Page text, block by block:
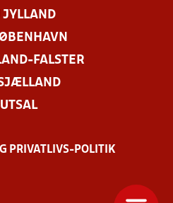
JYLLAND
FALSTER
PRIVATLIVS-POLITIK